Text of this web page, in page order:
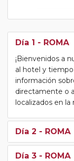
Día 1 - ROMA
¡Bienvenidos a
al hotel y tiempo
información
directamente o
localizados en
Día 2 - ROMA
Día 3 - ROMA